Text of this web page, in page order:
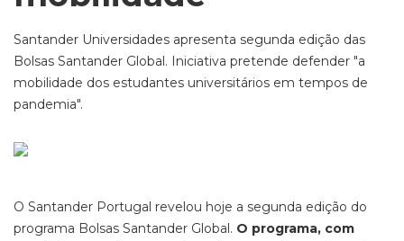
Santander Universidades apresenta segunda edição das
Bolsas Santander Global. Iniciativa pretende defender "a
mobilidade dos estudantes universitários em tempos de
pandemia".
O Santander Portugal revelou hoje a segunda edição do
programa Bolsas Santander Global. O programa, com